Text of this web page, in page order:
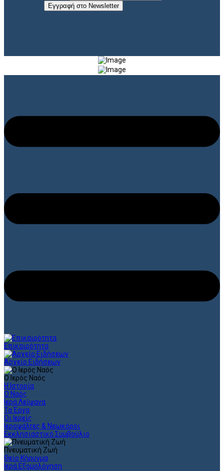
Εγγραφή στο Newsletter
Επικαιρότητα
Αρχείο Ειδήσεων
Ο Ιερός Ναός
Η Ιστορία
Ο Ναός
Ιερά Λείψανα
Τα Έργα
Οι Ιερείς
Ιεροψάλτες & Νεωκόροι
Εκκλησιαστικό Συμβούλιο
Πνευματική Ζωή
Θείο Κήρυγμα
Ιερά Εξομολόγηση